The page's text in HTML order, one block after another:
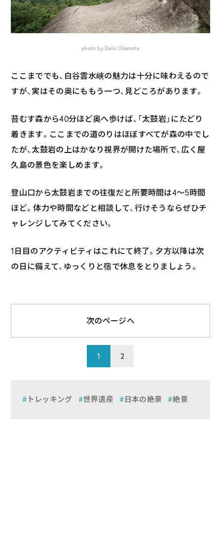
photo by Daiki Okamoto
ここまででも、白谷雲水峡の魅力は十分に味わえるので
すが、実はその奥にももう一つ、見どころがあります。
苔むす森から40分ほど奥へ歩けば、「太鼓岩」にたどり
着きます。ここまでの道のりはほぼすべてが森の中でし
たが、太鼓岩の上はかなり視界が開けた場所で、広く屋
久島の景色を楽しめます。
登山口から太鼓岩までの往復だと所要時間は4〜5時間
ほど。体力や時間などと相談して、行けそうならぜひチ
ャレンジしてみてください。
1日目のアクティビティはこれにて終了。夕方以降は次
の日に備えて、ゆっくりと宿で休息をとりましょう。
1 2
次のページへ
トレッキング 世界遺産 日本の絶景 絶景